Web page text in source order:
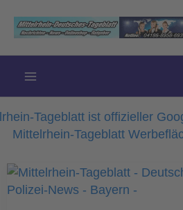
Inhalt
springen